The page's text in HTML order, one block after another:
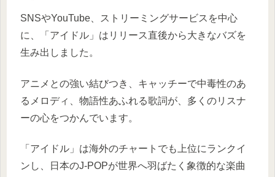
SNSやYouTube、ストリーミングサービスを中心
に、「アイドル」はリリース直後から大きなバズを
生み出しました。
アニメとの強い結びつき、キャッチーで中毒性のあ
るメロディ、物語性あふれる歌詞が、多くのリスナ
ーの心をつかんでいます。
「アイドル」は海外のチャートでも上位にランクイ
ンし、日本のJ-POPが世界へ羽ばたく象徴的な楽曲